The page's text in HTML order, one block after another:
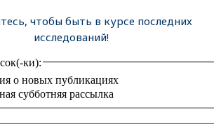
чтобы быть в курсе последних
исследований!
ки):
о новых публикациях
субботняя рассылка